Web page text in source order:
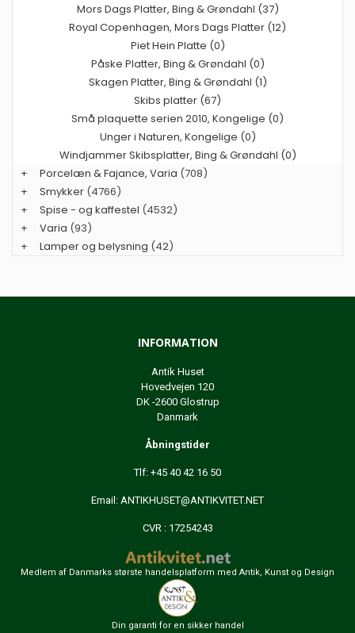
Mors Dags Platter, Bing & Grøndahl (37)
Royal Copenhagen, Mors Dags Platter (12)
Piet Hein Platte (0)
Påske Platter, Bing & Grøndahl (0)
Skagen Platter, Bing & Grøndahl (1)
Skibs platter (67)
Små plaquette serien 2010, Kongelige (0)
Unger i Naturen, Kongelige (0)
Windjammer Skibsplatter, Bing & Grøndahl (0)
+
Porcelæn & Fajance, Varia (708)
+
Smykker (4766)
+
Spise - og kaffestel (4532)
+
Varia (93)
+
Lamper og belysning (42)
INFORMATION
Antik Huset
Hovedvejen 120
DK -2600 Glostrup
Danmark
Åbningstider
Tlf: +45 40 42 16 50
Email: ANTIKHUSET@ANTIKVITET.NET
CVR : 17254243
Medlem af Danmarks største handelsplatform med Antik, Kunst og Design
Din garanti for en sikker handel